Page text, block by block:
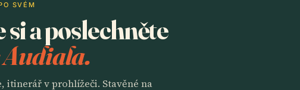
SVÉM
a poslechněte
Audiala.
itinerář v prohlížeči. Stavěné na